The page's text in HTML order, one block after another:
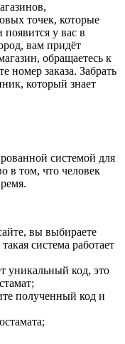
точек, которые
у вас в
вам придёт
обращаетесь к
номер заказа. Забрать
который знает
системой для
в том, что человек
вы выбираете
система работает
уникальный код, это
полученный код и